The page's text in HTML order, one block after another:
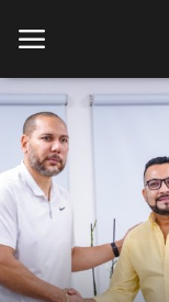
Inicio
Contáctenos